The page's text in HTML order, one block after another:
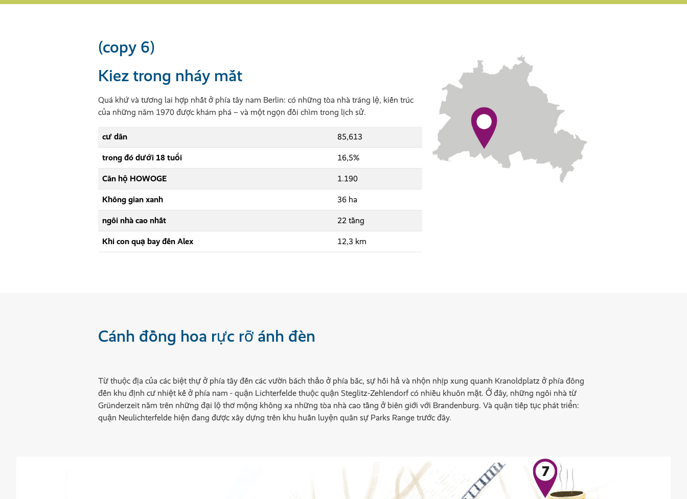
(copy 6)
Kiez trong nháy mắt
Quá khứ và tương lai hợp nhất ở phía tây nam Berlin: có những tòa nhà tráng lệ, kiến trúc
của những năm 1970 được khám phá – và một ngọn đồi chìm trong lịch sử.
cư dân 85,613
trong đó dưới 18 tuổi 16,5%
Căn hộ HOWOGE 1.190
Không gian xanh 36 ha
ngôi nhà cao nhất 22 tầng
Khi con quạ bay đến Alex 12,3 km
Cánh đồng hoa rực rỡ ánh đèn
Từ thuộc địa của các biệt thự ở phía tây đến các vườn bách thảo ở phía bắc, sự hối hả và nhộn nhịp xung quanh Kranoldplatz ở phía đông
đến khu định cư nhiệt kế ở phía nam - quận Lichterfelde thuộc quận Steglitz-Zehlendorf có nhiều khuôn mặt. Ở đây, những ngôi nhà từ
Gründerzeit nằm trên những đại lộ thơ mộng không xa những tòa nhà cao tầng ở biên giới với Brandenburg. Và quận tiếp tục phát triển:
quận Neulichterfelde hiện đang được xây dựng trên khu huấn luyện quân sự Parks Range trước đây.